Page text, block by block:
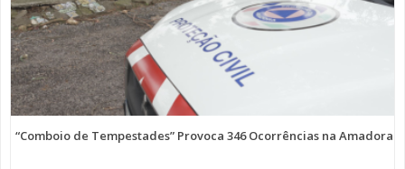
“Comboio de Tempestades” Provoca 346 Ocorrências na Amadora